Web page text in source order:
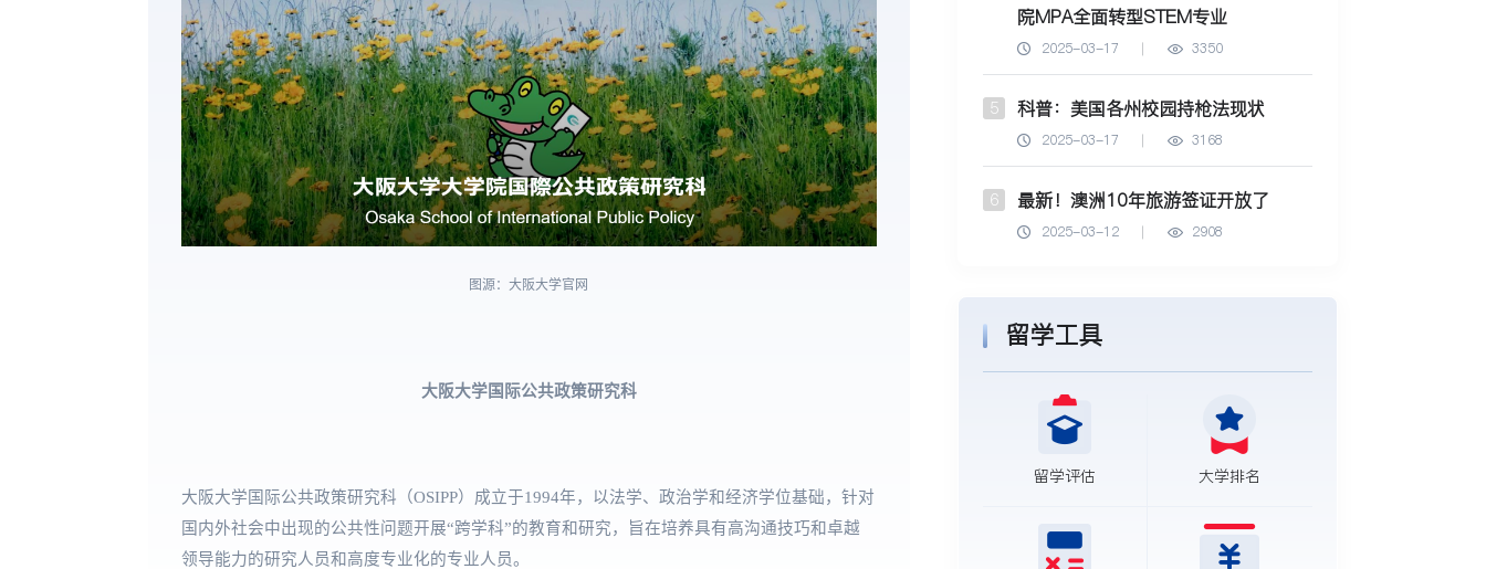
图源：大阪大学官网
大阪大学国际公共政策研究科
大阪大学国际公共政策研究科（OSIPP）成立于1994年，以法学、政治学和经济学位基础，针对
国内外社会中出现的公共性问题开展“跨学科”的教育和研究，旨在培养具有高沟通技巧和卓越
领导能力的研究人员和高度专业化的专业人员。
院MPA全面转型STEM专业
2025-03-17 3350
5 科普：美国各州校园持枪法现状
2025-03-17 3168
6 最新！澳洲10年旅游签证开放了
2025-03-12 2908
留学工具
留学评估 大学排名